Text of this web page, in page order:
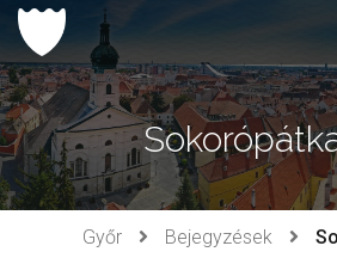
Ugrás
tartalomhoz
Győr Bejegyzések